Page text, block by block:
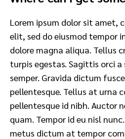
Lorem ipsum dolor sit amet,
elit, sed do eiusmod tempor
dolore magna aliqua. Tellus
turpis egestas. Sagittis orci a
semper. Gravida dictum
pellentesque. Tellus at urna
pellentesque id nibh. Auctor
quam. Tempor id eu nisl
metus dictum at tempor